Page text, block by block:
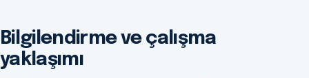
Bilgilendirme ve çalışma
yaklaşımı